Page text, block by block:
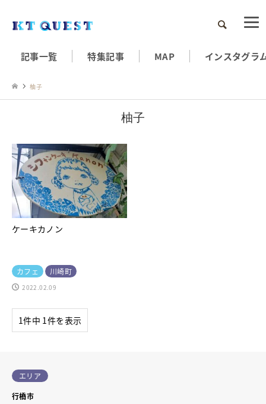
検索
記事一覧 特集記事 MAP インスタグラ
柚子
柚子
ケーキカノン
カフェ 川崎町
2022.02.09
1件中 1件を表示
エリア
行橋市